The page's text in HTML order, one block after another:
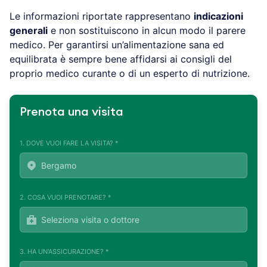
Le informazioni riportate rappresentano indicazioni
generali e non sostituiscono in alcun modo il parere
medico. Per garantirsi un’alimentazione sana ed
equilibrata è sempre bene affidarsi ai consigli del
proprio medico curante o di un esperto di nutrizione.
Prenota una visita
1. DOVE VUOI FARE LA VISITA? *
2. COSA VUOI PRENOTARE? *
3. HA UN'ASSICURAZIONE? *